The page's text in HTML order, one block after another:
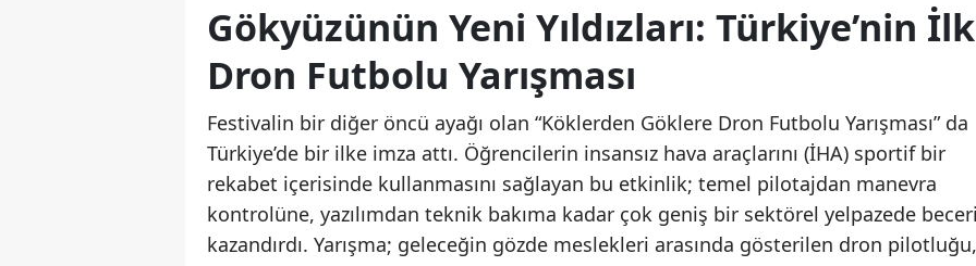
Gökyüzünün Yeni Yıldızları: Türkiye’nin İlk
Dron Futbolu Yarışması
Festivalin bir diğer öncü ayağı olan “Köklerden Göklere Dron Futbolu Yarışması” da
Türkiye’de bir ilke imza attı. Öğrencilerin insansız hava araçlarını (İHA) sportif bir
rekabet içerisinde kullanmasını sağlayan bu etkinlik; temel pilotajdan manevra
kontrolüne, yazılımdan teknik bakıma kadar çok geniş bir sektörel yelpazede
kazandırdı. Yarışma; geleceğin gözde meslekleri arasında gösterilen dron pilotluğu,